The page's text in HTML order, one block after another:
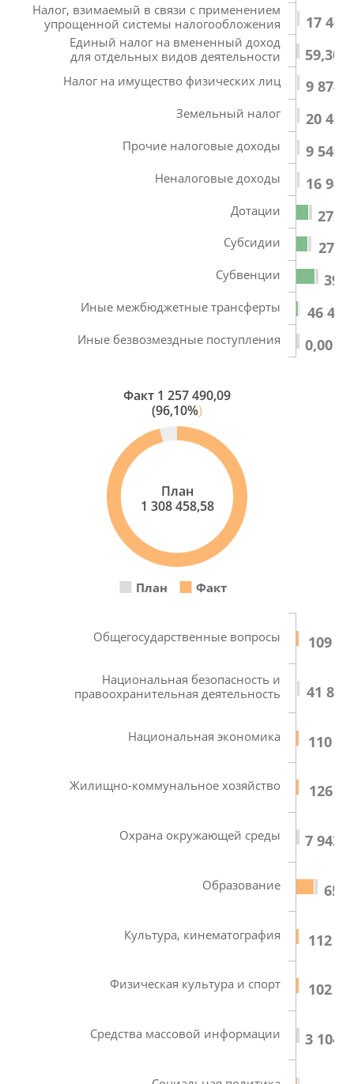
Налог, взимаемый в связи с применением
упрощенной системы налогообложения
Единый налог на вмененный доход
для отдельных видов деятельности
Налог на имущество физических лиц
Земельный налог
Прочие налоговые доходы
Неналоговые доходы
Дотации
Субсидии
Субвенции
Иные межбюджетные трансферты
Иные безвозмездные поступления
17
59,30
9
20
9
16
272
278
393
46
0,00
Факт 1 257 490,09
(96,10%)
План
1 308 458,58
План Факт
Общегосударственные вопросы
Национальная безопасность и
правоохранительная деятельность
Национальная экономика
Жилищно-коммунальное хозяйство
Охрана окружающей среды
Образование
Культура, кинематография
Физическая культура и спорт
Средства массовой информации
109
41
110
126
7
650
112
102
3